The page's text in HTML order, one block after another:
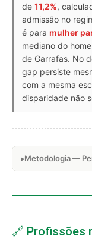
de 11,2%,
admissão no
é para mulher
mediano do
de Garrafas. No
gap persiste
com a mesma
disparidade não
Metodologia —
🔗 Profissões